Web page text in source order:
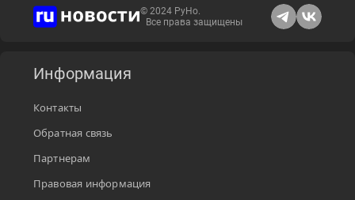
© 2024 РуНо.
Все права защищены
Информация
Контакты
Обратная связь
Партнерам
Правовая информация